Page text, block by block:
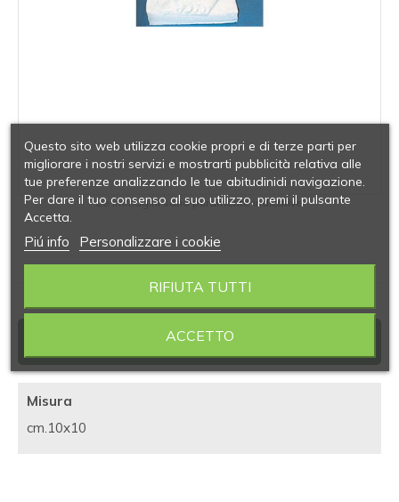
Le immagini sono puramente indicative
SCHEDA TECNICA
Misura
cm.10x10
Questo sito web utilizza cookie propri e di terze parti per
migliorare i nostri servizi e mostrarti pubblicità relativa alle
tue preferenze analizzando le tue abitudinidi navigazione.
Per dare il tuo consenso al suo utilizzo, premi il pulsante
Accetta.
Piú info Personalizzare i cookie
RIFIUTA TUTTI
ACCETTO